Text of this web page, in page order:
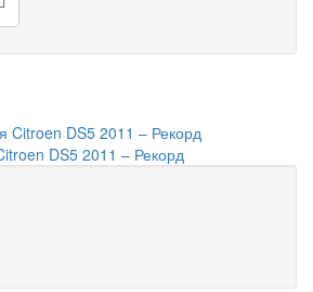
DS5 2011 – Рекорд